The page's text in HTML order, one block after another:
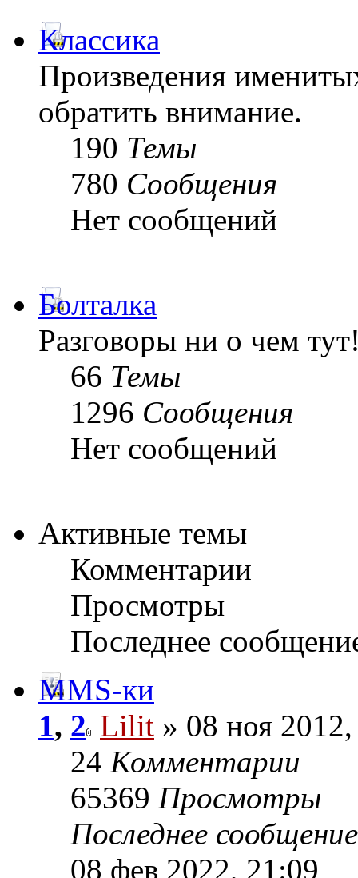
Классика
Произведения
обратить внимание.
190 Темы
780 Сообщения
Нет сообщений
Болталка
Разговоры ни о чем
66 Темы
1296 Сообщения
Нет сообщений
Активные темы
Комментарии
Просмотры
Последнее
MMS-ки
1, 2 Lilit » 08 ноя
24 Комментарии
65369 Просмотры
Последнее
08 фев 2022, 21:09